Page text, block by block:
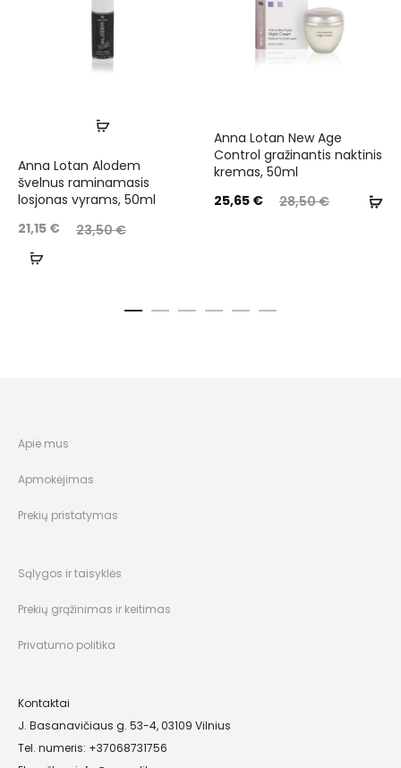
Anna Lotan Alodem
švelnus raminamasis
losjonas vyrams, 50ml
23,50€
21,15 €
Anna Lotan New Age
Control gražinantis naktinis
kremas, 50ml
28,50€
25,65 €
Apie mus
Apmokėjimas
Prekių pristatymas
Sąlygos ir taisyklės
Prekių grąžinimas ir keitimas
Privatumo politika
Kontaktai
J. Basanavičiaus g. 53-4, 03109 Vilnius
Tel. numeris: +37068731756